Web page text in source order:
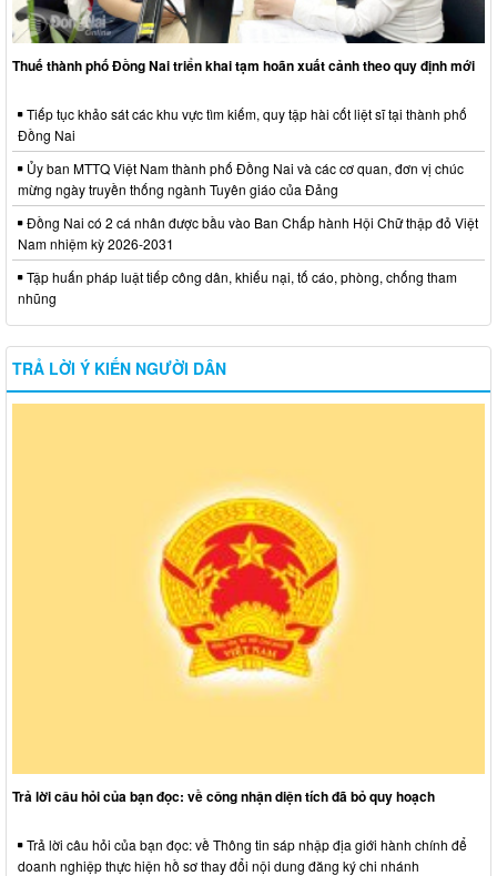
Thuế thành phố Đồng Nai triển khai tạm hoãn xuất cảnh theo quy định mới
Tiếp tục khảo sát các khu vực tìm kiếm, quy tập hài cốt liệt sĩ tại thành phố
Đồng Nai
Ủy ban MTTQ Việt Nam thành phố Đồng Nai và các cơ quan, đơn vị chúc
mừng ngày truyền thống ngành Tuyên giáo của Đảng
Đồng Nai có 2 cá nhân được bầu vào Ban Chấp hành Hội Chữ thập đỏ Việt
Nam nhiệm kỳ 2026-2031
Tập huấn pháp luật tiếp công dân, khiếu nại, tố cáo, phòng, chống tham
nhũng
TRẢ LỜI Ý KIẾN NGƯỜI DÂN
Trả lời câu hỏi của bạn đọc: về công nhận diện tích đã bỏ quy hoạch
Trả lời câu hỏi của bạn đọc: về Thông tin sáp nhập địa giới hành chính để
doanh nghiệp thực hiện hồ sơ thay đổi nội dung đăng ký chi nhánh